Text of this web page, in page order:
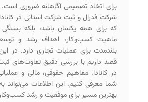
برای اتخاذ تصمیمی آگاهانه ضروری
شرکت فدرال و ثبت شرکت استانی در
که برای همه یکسان باشد؛ بلکه بستگی
ماهیت کسب‌وکار، اهداف رشد و
بلندمدت برای عملیات تجاری دارد. در
قصد داریم با بررسی دقیق تفاوت‌های
در کانادا، مفاهیم حقوقی، مالی و
شما معرفی کنیم. این اطلاعات می‌تواند
بهترین مسیر برای موفقیت و رشد